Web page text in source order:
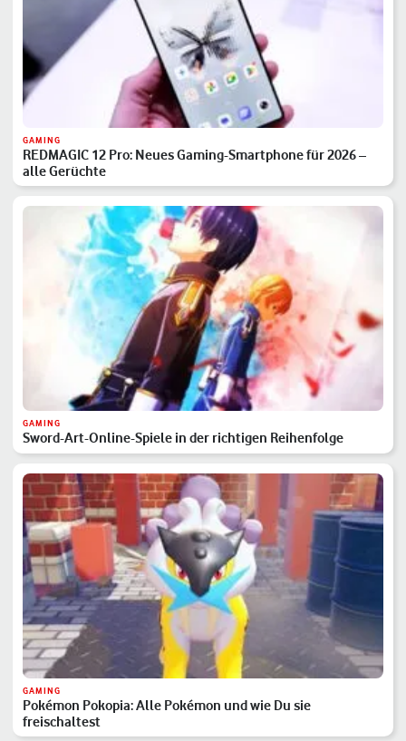
GAMING
REDMAGIC 12 Pro: Neues Gaming-Smartphone für 2026 –
alle Gerüchte
GAMING
Sword-Art-Online-Spiele in der richtigen Reihenfolge
GAMING
Pokémon Pokopia: Alle Pokémon und wie Du sie
freischaltest